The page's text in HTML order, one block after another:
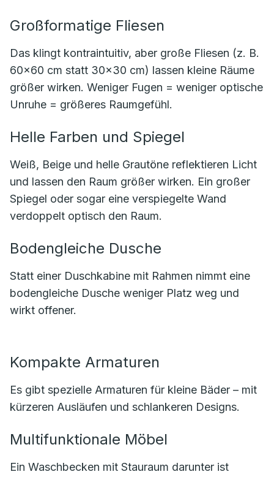
Großformatige Fliesen
Das klingt kontraintuitiv, aber große Fliesen (z. B.
60×60 cm statt 30×30 cm) lassen kleine Räume
größer wirken. Weniger Fugen = weniger optische
Unruhe = größeres Raumgefühl.
Helle Farben und Spiegel
Weiß, Beige und helle Grautöne reflektieren Licht
und lassen den Raum größer wirken. Ein großer
Spiegel oder sogar eine verspiegelte Wand
verdoppelt optisch den Raum.
Bodengleiche Dusche
Statt einer Duschkabine mit Rahmen nimmt eine
bodengleiche Dusche weniger Platz weg und
wirkt offener.
Kompakte Armaturen
Es gibt spezielle Armaturen für kleine Bäder – mit
kürzeren Ausläufen und schlankeren Designs.
Multifunktionale Möbel
Ein Waschbecken mit Stauraum darunter ist